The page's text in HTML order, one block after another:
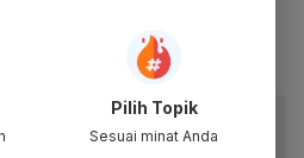
aplikasi mobile.
Pilih Topik
Sesuai minat Anda